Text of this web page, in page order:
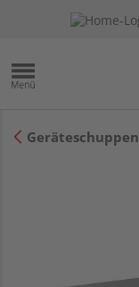
Geräteschuppen